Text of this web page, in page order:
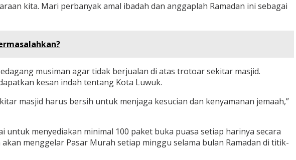
kita. Mari perbanyak amal ibadah dan anggaplah Ramadan ini sebagai
musiman agar tidak berjualan di atas trotoar sekitar masjid.
kesan indah tentang Kota Luwuk.
masjid harus bersih untuk menjaga kesucian dan kenyamanan jemaah,”
menyediakan minimal 100 paket buka puasa setiap harinya secara
menggelar Pasar Murah setiap minggu selama bulan Ramadan di titik-